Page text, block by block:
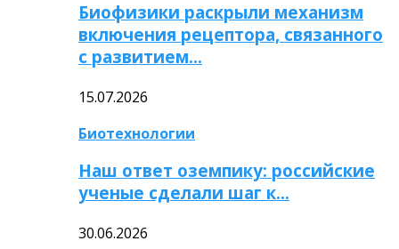
Биофизики раскрыли механизм
включения рецептора, связанного
с развитием…
15.07.2026
Биотехнологии
Наш ответ оземпику: российские
ученые сделали шаг к…
30.06.2026